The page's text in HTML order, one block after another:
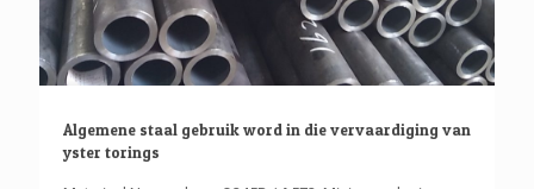
Algemene staal gebruik word in die vervaardiging van
yster torings